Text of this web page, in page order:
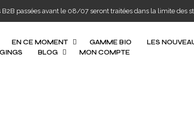
passées avant le 08/07 seront traitées dans la limite des
EN CE MOMENT GAMME BIO LES
BLOG MON COMPTE